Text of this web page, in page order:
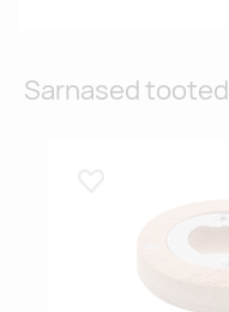
Sarnased tooted